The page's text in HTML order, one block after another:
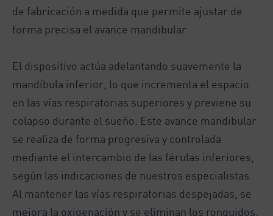
de fabricación a medida que permite ajustar de
forma precisa el avance mandibular.
El dispositivo actúa adelantando suavemente la
mandíbula inferior, lo que incrementa el espacio
en las vías respiratorias superiores y previene su
colapso durante el sueño. Este avance mandibular
se realiza de forma progresiva y controlada
mediante el intercambio de las férulas inferiores,
según las indicaciones de nuestros especialistas.
Al mantener las vías respiratorias despejadas, se
mejora la oxigenación y se eliminan los ronquidos,